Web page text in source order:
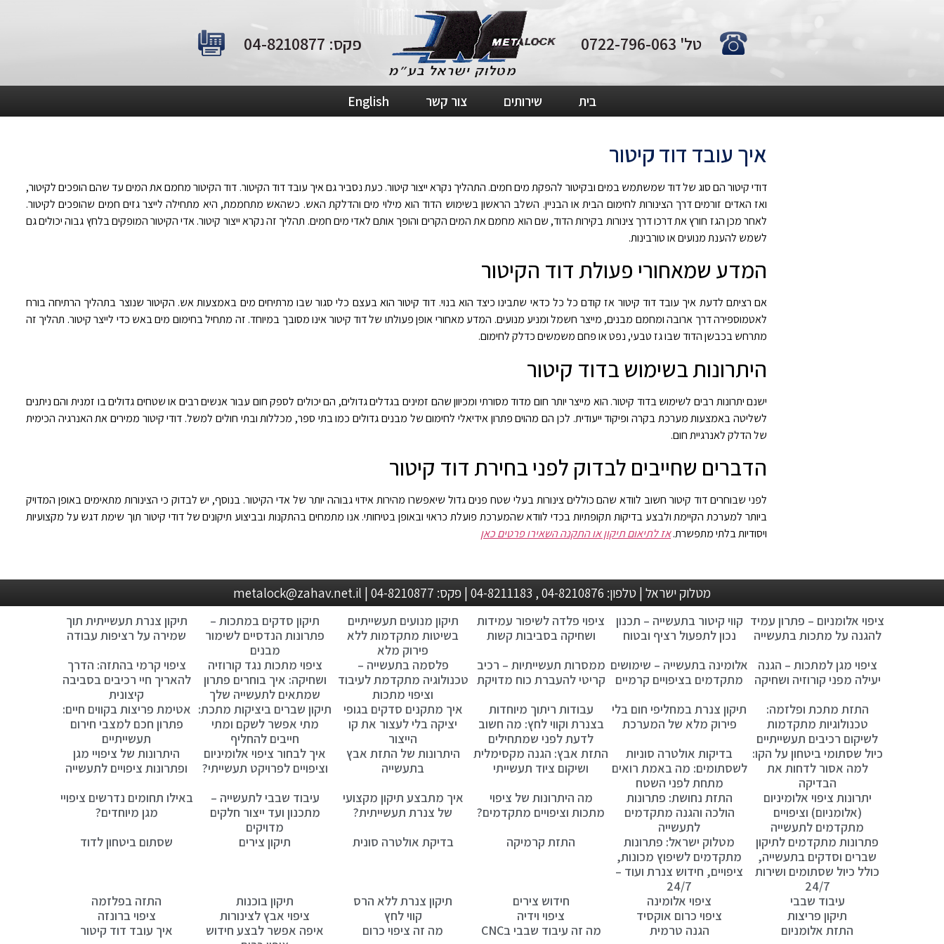
טל' 0722-796-063 פקס: 04-8210877
בית שירותים צור קשר English
איך עובד דוד קיטור
דודי קיטור הם סוג של דוד שמשתמש במים ובקיטור להפקת מים חמים. התהליך נקרא ייצור קיטור. כעת נסביר גם איך עובד דוד הקיטור. דוד הקיטור מחמם את המים עד שהם הופכים לקיטור,
ואז האדים זורמים דרך הצינורות לחימום הבית או הבניין. השלב הראשון בשימוש הדוד הוא מילוי מים והדלקת האש. כשהאש מתחממת, היא מתחילה לייצר גזים חמים שהופכים לקיטור.
לאחר מכן הגז חורץ את דרכו דרך צינורות בקירות הדוד, שם הוא מחמם את המים הקרים והופך אותם לאדי מים חמים. תהליך זה נקרא ייצור קיטור. אדי הקיטור המופקים בלחץ גבוה יכולים גם
לשמש להענת מנועים או טורבינות.
המדע שמאחורי פעולת דוד הקיטור
אם רציתם לדעת איך עובד דוד קיטור אז קודם כל כל כדאי שתבינו כיצד הוא בנוי. דוד קיטור הוא בעצם כלי סגור שבו מרתיחים מים באמצעות אש. הקיטור שנוצר בתהליך הרתיחה בורח
לאטמוספירה דרך ארובה ומחמם מבנים, מייצר חשמל ומניע מנועים. המדע מאחורי אופן פעולתו של דוד קיטור אינו מסובך במיוחד. זה מתחיל בחימום מים באש כדי לייצר קיטור. תהליך זה
מתרחש בכבשן הדוד שבו גז טבעי, נפט או פחם משמשים כדלק לחימום.
היתרונות בשימוש בדוד קיטור
ישנם יתרונות רבים לשימוש בדוד קיטור. הוא מייצר יותר חום מדוד מסורתי ומכיוון שהם זמינים בגדלים גדולים, הם יכולים לספק חום עבור אנשים רבים או שטחים גדולים בו זמנית והם ניתנים
לשליטה באמצעות מערכת בקרה ופיקוד ייעודית. לכן הם מהוים פתרון אידיאלי לחימום של מבנים גדולים כמו בתי ספר, מכללות ובתי חולים למשל. דודי קיטור ממירים את האנרגיה הכימית
של הדלק לאנרגיית חום.
הדברים שחייבים לבדוק לפני בחירת דוד קיטור
לפני שבוחרים דוד קיטור חשוב לוודא שהם כוללים צינורות בעלי שטח פנים גדול שיאפשרו מהירות אידוי גבוהה יותר של אדי הקיטור. בנוסף, יש לבדוק כי הצינורות מתאימים באופן המדויק
ביותר למערכת הקיימת ולבצע בדיקות תקופתיות בכדי לוודא שהמערכת פועלת כראוי ובאופן בטיחותי. אנו מתמחים בהתקנות ובביצוע תיקונים של דודי קיטור תוך שימת דגש על מקצועיות
ויסודיות בלתי מתפשרת.אז לתיאום תיקון או התקנה השאירו פרטים כאן
מטלוק ישראל | טלפון: 04-8210876 , 04-8211183 | פקס: 04-8210877 | metalock@zahav.net.il
ציפוי אלומניום – פתרון עמיד
להגנה על מתכות בתעשייה
קווי קיטור בתעשייה – תכנון
נכון לתפעול רציף ובטוח
ציפוי פלדה לשיפור עמידות
ושחיקה בסביבות קשות
תיקון מנועים תעשייתיים
בשיטות מתקדמות ללא
פירוק מלא
תיקון סדקים במתכות –
פתרונות הנדסיים לשימור
מבנים
תיקון צנרת תעשייתית תוך
שמירה על רציפות עבודה
ציפוי מגן למתכות – הגנה
יעילה מפני קורוזיה ושחיקה
אלומינה בתעשייה – שימושים
מתקדמים בציפויים קרמיים
ממסרות תעשייתיות – רכיב
קריטי להעברת כוח מדויקת
פלסמה בתעשייה –
טכנולוגיה מתקדמת לעיבוד
וציפוי מתכות
ציפוי מתכות נגד קורוזיה
ושחיקה: איך בוחרים פתרון
שמתאים לתעשייה שלך
ציפוי קרמי בהתזה: הדרך
להאריך חיי רכיבים בסביבה
קיצונית
התזת מתכת ופלזמה:
טכנולוגיות מתקדמות
לשיקום רכיבים תעשייתיים
תיקון צנרת במחליפי חום בלי
פירוק מלא של המערכת
עבודות ריתוך מיוחדות
בצנרת וקווי לחץ: מה חשוב
לדעת לפני שמתחילים
איך מתקנים סדקים בגופי
יציקה בלי לעצור את קו
הייצור
תיקון שברים ביציקות מתכת:
מתי אפשר לשקם ומתי
חייבים להחליף
אטימת פריצות בקווים חיים:
פתרון חכם למצבי חירום
תעשייתיים
כיול שסתומי ביטחון על הקו:
למה אסור לדחות את
הבדיקה
בדיקות אולטרה סוניות
לשסתומים: מה באמת רואים
מתחת לפני השטח
התזת אבץ: הגנה מקסימלית
ושיקום ציוד תעשייתי
היתרונות של התזת אבץ
בתעשייה
איך לבחור ציפוי אלומיניום
וציפויים לפרויקט תעשייתי?
היתרונות של ציפויי מגן
ופתרונות ציפויים לתעשייה
יתרונות ציפוי אלומיניום
(אלומניום) וציפויים
מתקדמים לתעשייה
התזת נחושת: פתרונות
הולכה והגנה מתקדמים
לתעשייה
מה היתרונות של ציפוי
מתכות וציפויים מתקדמים?
איך מתבצע תיקון מקצועי
של צנרת תעשייתית?
עיבוד שבבי לתעשייה –
מתכנון ועד ייצור חלקים
מדויקים
באילו תחומים נדרשים ציפויי
מגן מיוחדים?
פתרונות מתקדמים לתיקון
שברים וסדקים בתעשייה,
כולל כיול שסתומים ושירות
24/7
מטלוק ישראל: פתרונות
מתקדמים לשיפוץ מכונות,
ציפויים, חידוש צנרת ועוד –
24/7
התזת קרמיקה בדיקת אולטרה סונית תיקון צירים שסתום ביטחון לדוד
עיבוד שבבי ציפוי אלומינה חידוש צירים תיקון צנרת ללא הרס תיקון בוכנות
התזה בפלזמה
תיקון פריצות
ציפוי כרום אוקסיד ציפוי וידיה קווי לחץ ציפוי אבץ לצינורות
ציפוי ברונזה
התזת אלומניום
הגנה טרמית מה זה עיבוד שבבי בCNC מה זה ציפוי כרום
איפה אפשר לבצע חידוש
איך עובד דוד קיטור